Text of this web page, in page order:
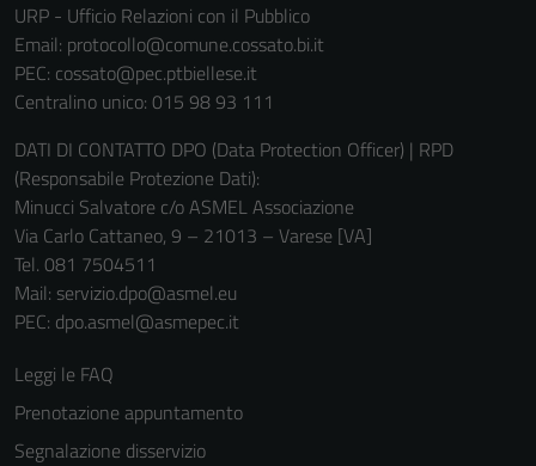
URP - Ufficio Relazioni con il Pubblico
Email: protocollo@comune.cossato.bi.it
PEC: cossato@pec.ptbiellese.it
Centralino unico: 015 98 93 111
DATI DI CONTATTO DPO (Data Protection Officer) | RPD
(Responsabile Protezione Dati):
Minucci Salvatore c/o ASMEL Associazione
Via Carlo Cattaneo, 9 – 21013 – Varese [VA]
Tel. 081 7504511
Mail: servizio.dpo@asmel.eu
PEC: dpo.asmel@asmepec.it
Leggi le FAQ
Prenotazione appuntamento
Segnalazione disservizio
per il
essere
Questi cookie
non raccolgono